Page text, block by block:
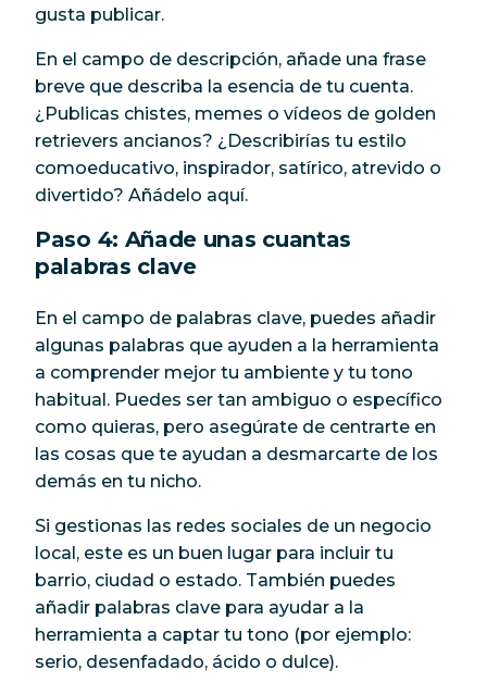
gusta publicar.
En el campo de descripción, añade una frase
breve que describa la esencia de tu cuenta.
¿Publicas chistes, memes o vídeos de golden
retrievers ancianos? ¿Describirías tu estilo
comoeducativo, inspirador, satírico, atrevido o
divertido? Añádelo aquí.
Paso 4: Añade unas cuantas
palabras clave
En el campo de palabras clave, puedes añadir
algunas palabras que ayuden a la herramienta
a comprender mejor tu ambiente y tu tono
habitual. Puedes ser tan ambiguo o específico
como quieras, pero asegúrate de centrarte en
las cosas que te ayudan a desmarcarte de los
demás en tu nicho.
Si gestionas las redes sociales de un negocio
local, este es un buen lugar para incluir tu
barrio, ciudad o estado. También puedes
añadir palabras clave para ayudar a la
herramienta a captar tu tono (por ejemplo:
serio, desenfadado, ácido o dulce).